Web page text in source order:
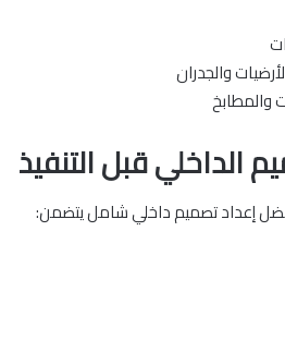
والجدران
والمطابخ
الداخلي قبل التنفيذ
إعداد تصميم داخلي شامل يتضمن: